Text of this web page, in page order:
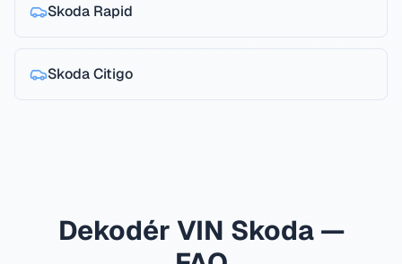
Skoda Rapid
SkodaCitigo
Dekodér VIN Skoda —